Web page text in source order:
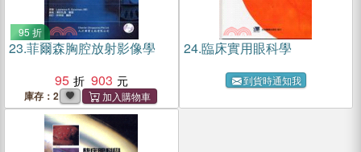
95 折
23.菲爾森胸腔放射影像學
95
903
庫存：2
24.臨床實用眼科學
到貨時通知我